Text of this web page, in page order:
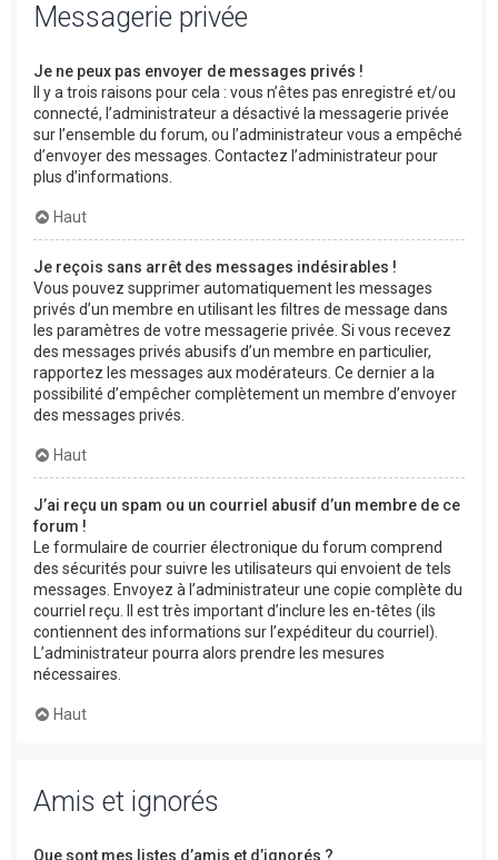
Messagerie privée
Je ne peux pas envoyer de messages privés !
Il y a trois raisons pour cela : vous n’êtes pas enregistré et/ou
connecté, l’administrateur a désactivé la messagerie privée
sur l’ensemble du forum, ou l’administrateur vous a empêché
d’envoyer des messages. Contactez l’administrateur pour
plus d’informations.
Haut
Je reçois sans arrêt des messages indésirables !
Vous pouvez supprimer automatiquement les messages
privés d’un membre en utilisant les filtres de message dans
les paramètres de votre messagerie privée. Si vous recevez
des messages privés abusifs d’un membre en particulier,
rapportez les messages aux modérateurs. Ce dernier a la
possibilité d’empêcher complètement un membre d’envoyer
des messages privés.
Haut
J’ai reçu un spam ou un courriel abusif d’un membre de ce
forum !
Le formulaire de courrier électronique du forum comprend
des sécurités pour suivre les utilisateurs qui envoient de tels
messages. Envoyez à l’administrateur une copie complète du
courriel reçu. Il est très important d’inclure les en-têtes (ils
contiennent des informations sur l’expéditeur du courriel).
L’administrateur pourra alors prendre les mesures
nécessaires.
Haut
Amis et ignorés
Que sont mes listes d’amis et d’ignorés ?